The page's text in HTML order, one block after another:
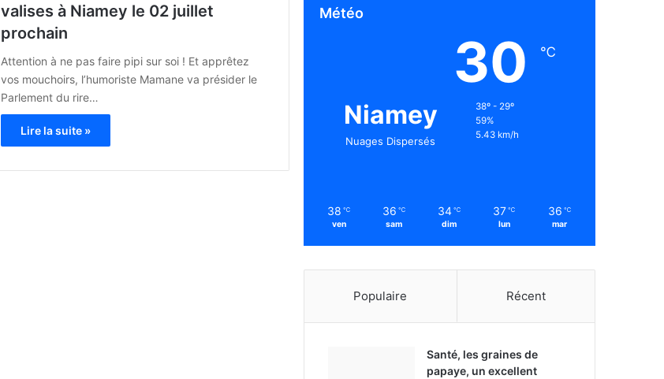
valises à Niamey le 02 juillet
prochain
Attention à ne pas faire pipi sur soi ! Et apprêtez
vos mouchoirs, l’humoriste Mamane va présider le
Parlement du rire…
Lire la suite »
Météo
Niamey
Nuages Dispersés
30 ℃
38º - 29º
59%
5.43 km/h
38 ℃
ven
36 ℃
sam
34 ℃
dim
37 ℃
lun
36 ℃
mar
Populaire Récent
Santé, les graines de
papaye, un excellent